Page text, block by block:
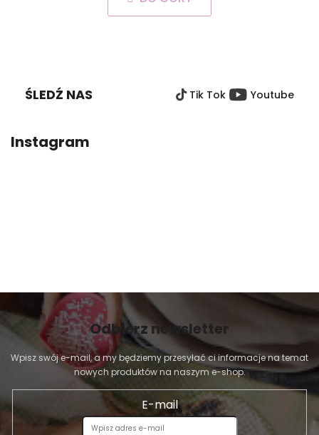
t
r
c
ŚLEDŹ NAS Tik Tok Youtube
Instagram
Odbierz newsletter
Wpisz swój e-mail, a my będziemy przesyłać ci informacje na temat
nowych produktów na naszym e-shop.
E-mail